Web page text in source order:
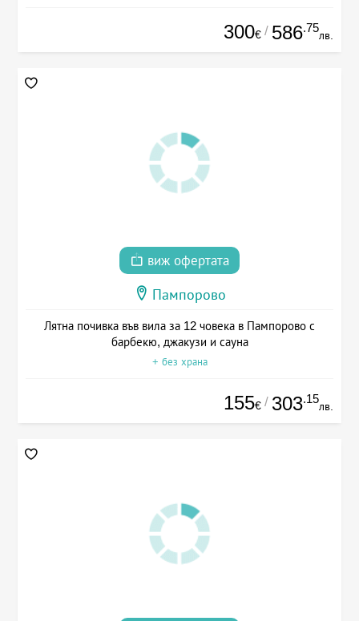
300€ / 586.75
лв.
виж офертата
Пампорово
Лятна почивка във вила за 12 човека в Пампорово с
барбекю, джакузи и сауна
+ без храна
155€ / 303.15
лв.